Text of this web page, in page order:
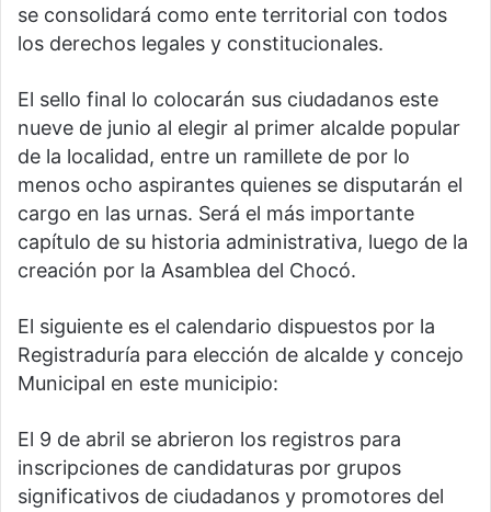
se consolidará como ente territorial con todos
los derechos legales y constitucionales.
El sello final lo colocarán sus ciudadanos este
nueve de junio al elegir al primer alcalde popular
de la localidad, entre un ramillete de por lo
menos ocho aspirantes quienes se disputarán el
cargo en las urnas. Será el más importante
capítulo de su historia administrativa, luego de la
creación por la Asamblea del Chocó.
El siguiente es el calendario dispuestos por la
Registraduría para elección de alcalde y concejo
Municipal en este municipio:
El 9 de abril se abrieron los registros para
inscripciones de candidaturas por grupos
significativos de ciudadanos y promotores del